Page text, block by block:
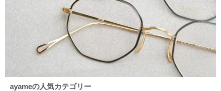
ayameの人気カテゴリー